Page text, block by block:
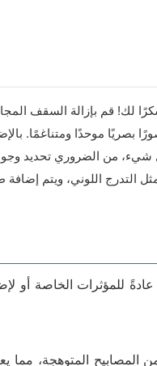
بصريًا موحدًا ومتناغمًا.
التدرج اللوني، ويتم